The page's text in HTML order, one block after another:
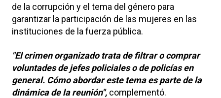
de la corrupción y el tema del género para
garantizar la participación de las mujeres en las
instituciones de la fuerza pública.
"El crimen organizado trata de filtrar o comprar
voluntades de jefes policiales o de policías en
general. Cómo abordar este tema es parte de la
dinámica de la reunión", complementó.